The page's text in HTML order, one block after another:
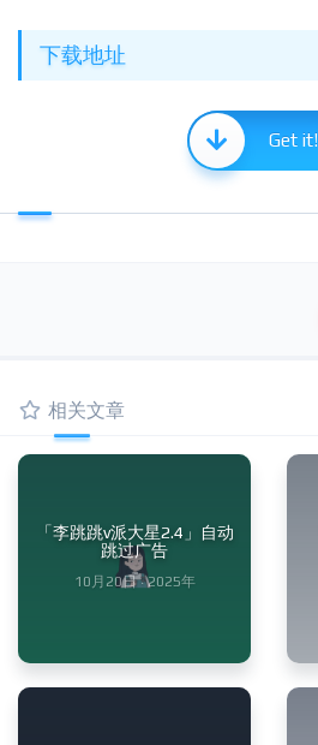
下载地址
Get it!
相关文章
「李跳跳v派大星2.4」自动
跳过广告
10月20日 · 2025年